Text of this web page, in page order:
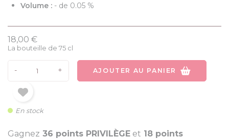
(1 avis)
Volume : - de 0.05 %
18,00 €
La bouteille de 75 cl
- + AJOUTER AU PANIER
En stock
Gagnez 36 points PRIVILÈGE et 18 points